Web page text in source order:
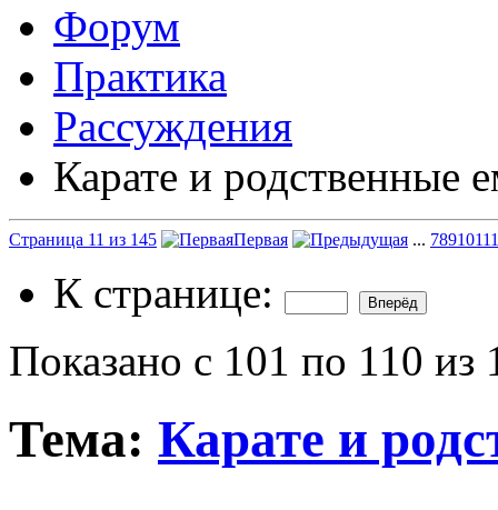
Форум
Практика
Рассуждения
Карате и родственные
Страница 11 из 145 Первая ... 7891011
К странице:
Показано с 101 по 110 из
Тема: Карате и